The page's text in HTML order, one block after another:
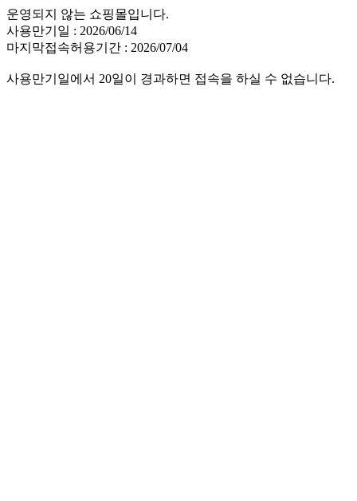
운영되지 않는 쇼핑몰입니다.
사용만기일 : 2026/06/14
마지막접속허용기간 : 2026/07/04
사용만기일에서 20일이 경과하면 접속을 하실 수 없습니다.